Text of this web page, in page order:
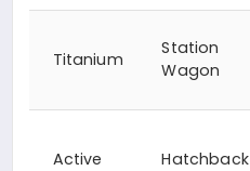
Titanium
Station
Wagon
Active Hatchback